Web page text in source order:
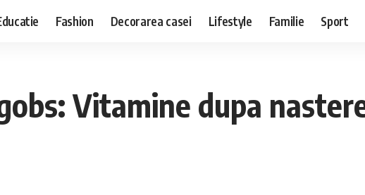
Fashion Decorarea casei Lifestyle Familie Sport
Vitamine dupa